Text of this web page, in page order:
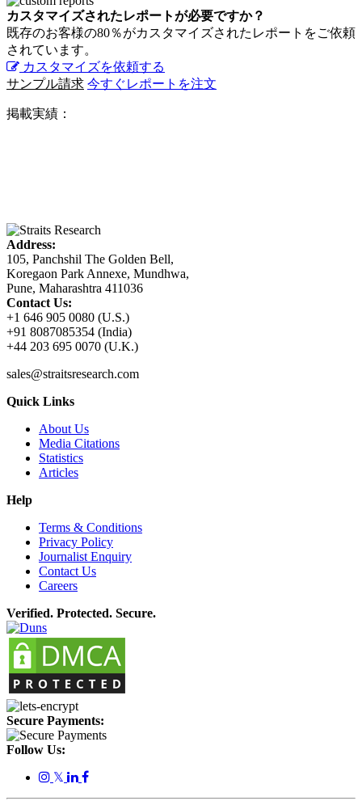
カスタマイズされたレポートが必要ですか？
既存のお客様の80％がカスタマイズされたレポートをご依頼
されています。
カスタマイズを依頼する
サンプル請求 今すぐレポートを注文
掲載実績：
Address:
105, Panchshil The Golden Bell,
Koregaon Park Annexe, Mundhwa,
Pune, Maharashtra 411036
Contact Us:
+1 646 905 0080 (U.S.)
+91 8087085354 (India)
+44 203 695 0070 (U.K.)
sales@straitsresearch.com
Quick Links
About Us
Media Citations
Statistics
Articles
Help
Terms & Conditions
Privacy Policy
Journalist Enquiry
Contact Us
Careers
Verified. Protected. Secure.
Secure Payments:
Follow Us:
𝕏